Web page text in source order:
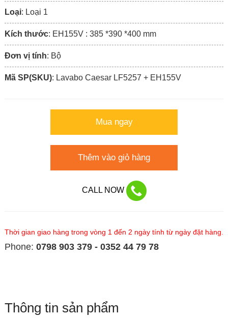
Loại: Loại 1
Kích thước: EH155V : 385 *390 *400 mm
Đơn vị tính: Bộ
Mã SP(SKU): Lavabo Caesar LF5257 + EH155V
Mua ngay
Thêm vào giỏ hàng
CALL NOW
Thời gian giao hàng trong vòng 1 đến 2 ngày tính từ ngày đặt hàng.
Phone: 0798 903 379 - 0352 44 79 78
Thông tin sản phẩm